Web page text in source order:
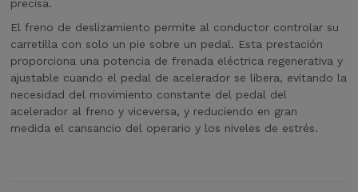
precisa.
El freno de deslizamiento permite al conductor controlar su
carretilla con solo un pie sobre un pedal. Esta prestación
proporciona una potencia de frenada eléctrica regenerativa y
ajustable cuando el pedal de acelerador se libera, evitando la
necesidad del movimiento constante del pedal del
acelerador al freno y viceversa, y reduciendo en gran
medida el cansancio del operario y los niveles de estrés.